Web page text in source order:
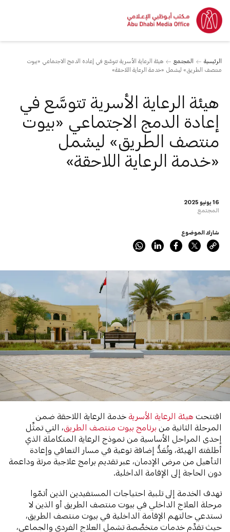
الرئيسية المجتمع
هيئة الرعاية الأسرية تتوسَّع في إعادة الدمج الاجتماعي «بيوت
منتصف الطريق» ليشمل «خدمة الرعاية اللاحقة»
16 يونيو 2025
المجتمع
هيئة الرعاية الأسرية تتوسَّع في
إعادة الدمج الاجتماعي «بيوت
منتصف الطريق» ليشمل
«خدمة الرعاية اللاحقة»
شارك الموضوع
افتتحتهيئة الرعاية الأسريةخدمة الرعاية اللاحقة ضمن
المرحلة الثانية منبرنامج بيوت منتصف الطريق، التي تمثِّل
إحدى المراحل الأساسية من نموذج الرعاية المتكاملة الذي
أطلقته الهيئة، وتُعَدُّ إضافة نوعية في مسار التعافي وإعادة
التأهيل من مرض الإدمان، عبر تقديم برامج علاجية مرنة وداعمة
دون الحاجة إلى الإقامة الداخلية.
تهدف الخدمة إلى تلبية احتياجات المستفيدين الذين أتمّوا
مرحلة العلاج الداخلي في بيوت منتصف الطريق أو الذين لا
تستدعي حالتهم الإقامة الداخلية في بيوت منتصف الطريق،
حيث تقدِّم خدمات متخصِّصة تشمل العلاج الفردي والجماعي،